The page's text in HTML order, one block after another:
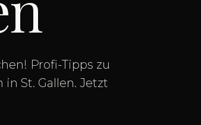
Profi-Tipps zu
St. Gallen. Jetzt